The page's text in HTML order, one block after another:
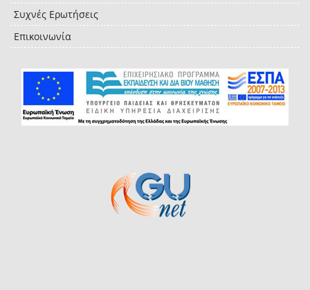
Συχνές Ερωτήσεις
Επικοινωνία